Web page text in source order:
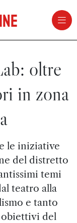
oltre
in zona
le iniziative
del distretto
temi
teatro alla
e tanto
obiettivi del